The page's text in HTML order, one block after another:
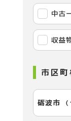
中古
収益
市区
砺波市 （